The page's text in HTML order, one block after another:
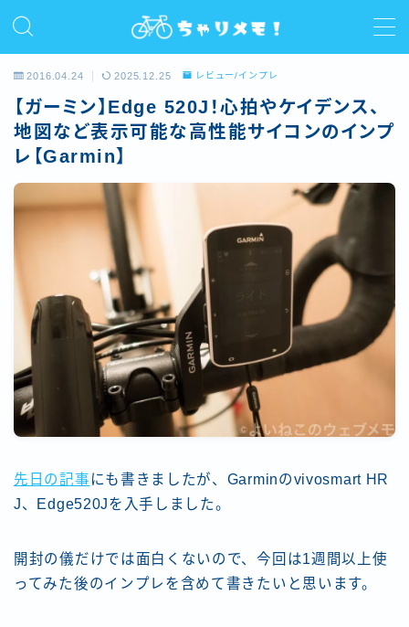
MENU
ホーム
ライド
サイクルコラム
レビュー/インプレ
お問い合わせ
2016.04.24 2025.12.25 レビュー/インプレ
【ガーミン】Edge 520J！心拍やケイデンス、
地図など表示可能な高性能サイコンのインプ
レ【Garmin】
先日の記事 にも書きましたが、Garminのvivosmart HR
J、Edge520Jを入手しました。
開封の儀だけでは面白くないので、今回は1週間以上使
ってみた後のインプレを含めて書きたいと思います。